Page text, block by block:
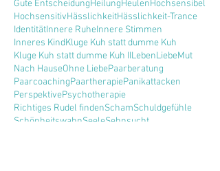
Gute EntscheidungHeilungHeulenHochsensibel
HochsensitivHässlichkeitHässlichkeit-Trance
IdentitätInnere RuheInnere Stimmen
Inneres KindKluge Kuh statt dumme Kuh
Kluge Kuh statt dumme Kuh IILebenLiebeMut
Nach HauseOhne LiebePaarberatung
PaarcoachingPaartherapiePanikattacken
PerspektivePsychotherapie
Richtiges Rudel findenSchamSchuldgefühle
SchönheitswahnSeeleSehnsucht